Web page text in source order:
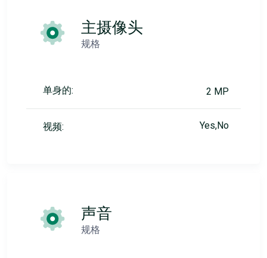
主摄像头
规格
单身的: 2 MP
视频: Yes,No
声音
规格